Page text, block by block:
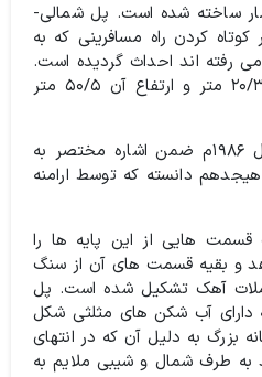
ساخته شده است. پل شمالی-
کردن راه مسافرینی که به
رفته اند احداث گردیده است.
طول پل ۴۳ متر عرض آن ۲۰/۳ متر و ارتفاع آن ۵۰/۵ متر
دکتر «ولفرام کلایس» در سال ۱۹۸۶م ضمن اشاره مختصر به
دانسته که توسط ارامنه
هایی از این پایه ها را
و بقیه قسمت های آن از سنگ
آهک تشکیل شده است. پل
آب شکن های مثلثی شکل
بزرگ به دلیل آن که در انتهای
به طرف شمال و شیبی ملایم به